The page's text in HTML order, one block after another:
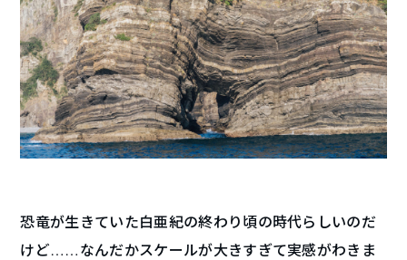
恐竜が生きていた白亜紀の終わり頃の時代らしいのだ
けど……なんだかスケールが大きすぎて実感がわきま